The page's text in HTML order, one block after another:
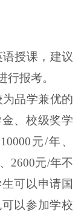
授课，建议
报考。
品学兼优的
、校级奖学
元/年、
2600元/年不
可以申请国
以参加学校